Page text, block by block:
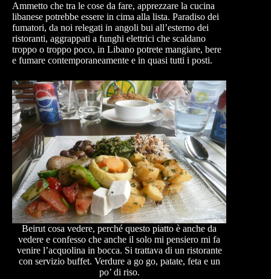
Ammetto che tra le cose da fare, apprezzare la cucina
libanese potrebbe essere in cima alla lista. Paradiso dei
fumatori, da noi relegati in angoli bui all’esterno dei
ristoranti, aggrappati a funghi elettrici che scaldano
troppo o troppo poco, in Libano potrete mangiare, bere
e fumare contemporaneamente e in quasi tutti i posti.
Beirut cosa vedere, perché questo piatto è anche da
vedere e confesso che anche il solo mi pensiero mi fa
venire l’acquolina in bocca. Si trattava di un ristorante
con servizio buffet. Verdure a go go, patate, feta e un
po’ di riso.